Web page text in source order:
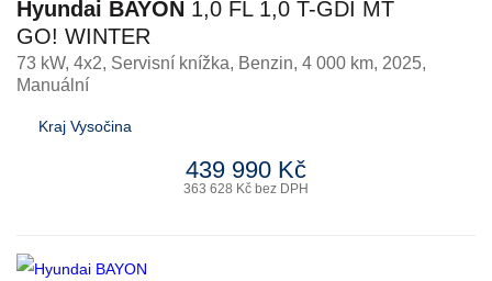
Hyundai BAYON 1,0 FL 1,0 T-GDI MT
GO! WINTER
73 kW, 4x2, Servisní knížka, Benzin, 4 000 km, 2025,
Manuální
Kraj Vysočina
439 990 Kč
363 628 Kč bez DPH